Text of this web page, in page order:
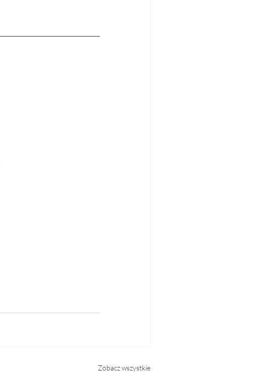
Zobacz wszystkie